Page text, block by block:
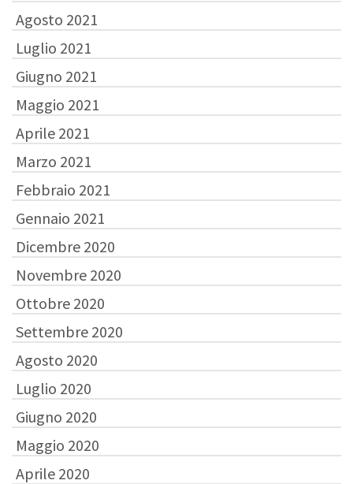
Agosto 2021
Luglio 2021
Giugno 2021
Maggio 2021
Aprile 2021
Marzo 2021
Febbraio 2021
Gennaio 2021
Dicembre 2020
Novembre 2020
Ottobre 2020
Settembre 2020
Agosto 2020
Luglio 2020
Giugno 2020
Maggio 2020
Aprile 2020